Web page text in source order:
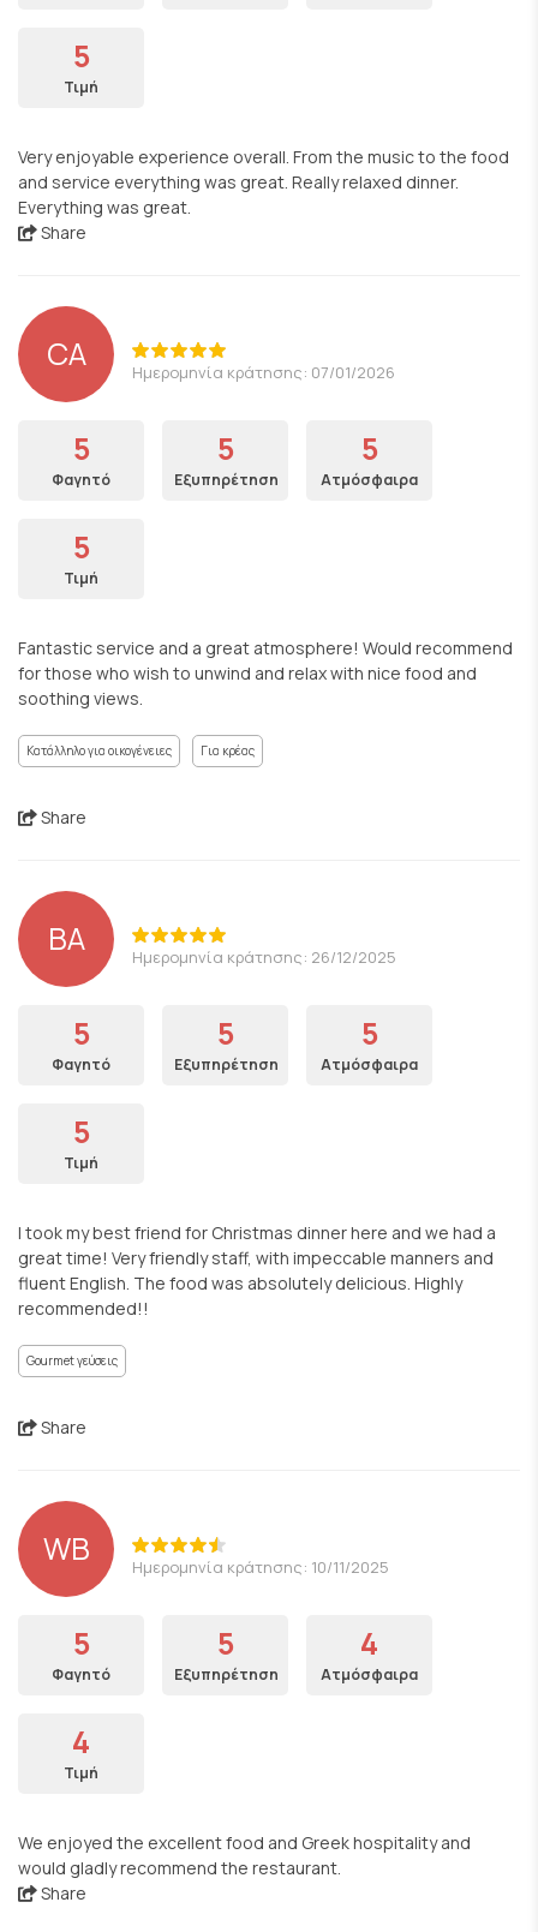
5
Τιμή
Very enjoyable experience overall. From the music to the food
and service everything was great. Really relaxed dinner.
Everything was great.
Share
CA Ημερομηνία κράτησης: 07/01/2026
5
Φαγητό
5
Εξυπηρέτηση
5
Ατμόσφαιρα
5
Τιμή
Fantastic service and a great atmosphere! Would recommend
for those who wish to unwind and relax with nice food and
soothing views.
Κατάλληλο για οικογένειες Για κρέας
Share
BA Ημερομηνία κράτησης: 26/12/2025
5
Φαγητό
5
Εξυπηρέτηση
5
Ατμόσφαιρα
5
Τιμή
I took my best friend for Christmas dinner here and we had a
great time! Very friendly staff, with impeccable manners and
fluent English. The food was absolutely delicious. Highly
recommended!!
Gourmet γεύσεις
Share
WB Ημερομηνία κράτησης: 10/11/2025
5
Φαγητό
5
Εξυπηρέτηση
4
Ατμόσφαιρα
4
Τιμή
We enjoyed the excellent food and Greek hospitality and
would gladly recommend the restaurant.
Share